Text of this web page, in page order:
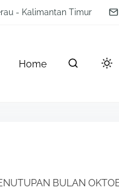
- Kalimantan Timur
Home
BULAN